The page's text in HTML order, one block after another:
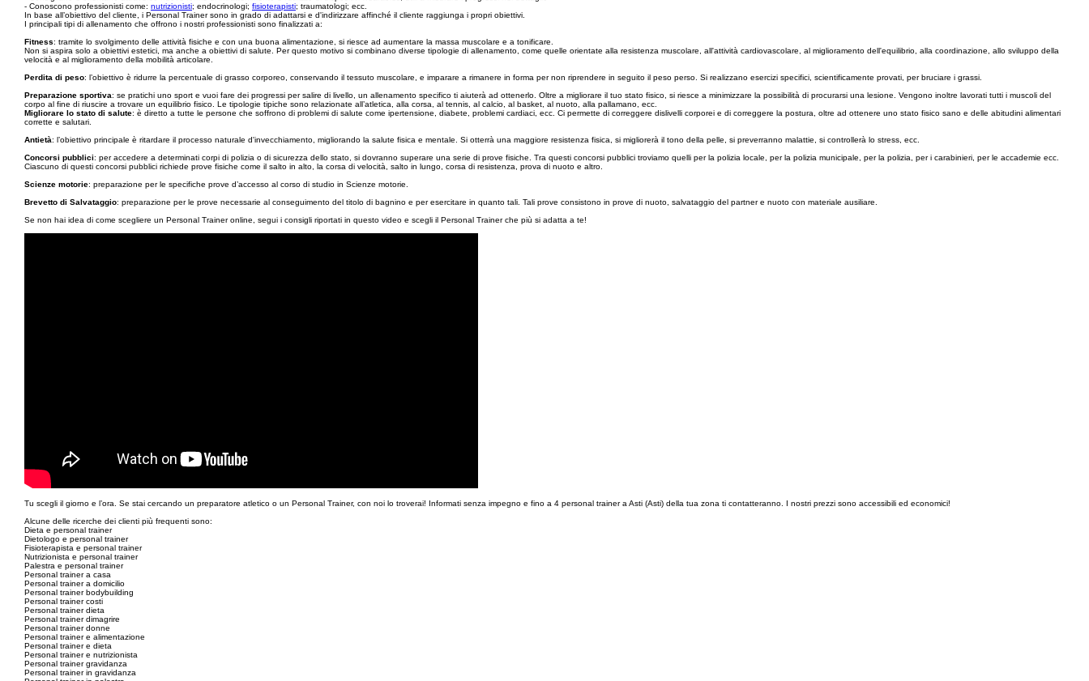
- Conoscono professionisti come: nutrizionisti; endocrinologi; fisioterapisti; traumatologi; ecc.
In base all’obiettivo del cliente, i Personal Trainer sono in grado di adattarsi e d'indirizzare affinché il cliente raggiunga i propri obiettivi.
I principali tipi di allenamento che offrono i nostri professionisti sono finalizzati a:
Fitness: tramite lo svolgimento delle attività fisiche e con una buona alimentazione, si riesce ad aumentare la massa muscolare e a tonificare.
Non si aspira solo a obiettivi estetici, ma anche a obiettivi di salute. Per questo motivo si combinano diverse tipologie di allenamento, come quelle orientate alla resistenza muscolare, all'attività cardiovascolare, al miglioramento dell'equilibrio, alla coordinazione, allo sviluppo della
velocità e al miglioramento della mobilità articolare.
Perdita di peso: l’obiettivo è ridurre la percentuale di grasso corporeo, conservando il tessuto muscolare, e imparare a rimanere in forma per non riprendere in seguito il peso perso. Si realizzano esercizi specifici, scientificamente provati, per bruciare i grassi.
Preparazione sportiva: se pratichi uno sport e vuoi fare dei progressi per salire di livello, un allenamento specifico ti aiuterà ad ottenerlo. Oltre a migliorare il tuo stato fisico, si riesce a minimizzare la possibilità di procurarsi una lesione. Vengono inoltre lavorati tutti i muscoli del
corpo al fine di riuscire a trovare un equilibrio fisico. Le tipologie tipiche sono relazionate all’atletica, alla corsa, al tennis, al calcio, al basket, al nuoto, alla pallamano, ecc.
Migliorare lo stato di salute: è diretto a tutte le persone che soffrono di problemi di salute come ipertensione, diabete, problemi cardiaci, ecc. Ci permette di correggere dislivelli corporei e di correggere la postura, oltre ad ottenere uno stato fisico sano e delle abitudini alimentari
corrette e salutari.
Antietà: l’obiettivo principale è ritardare il processo naturale d'invecchiamento, migliorando la salute fisica e mentale. Si otterrà una maggiore resistenza fisica, si migliorerà il tono della pelle, si preverranno malattie, si controllerà lo stress, ecc.
Concorsi pubblici: per accedere a determinati corpi di polizia o di sicurezza dello stato, si dovranno superare una serie di prove fisiche. Tra questi concorsi pubblici troviamo quelli per la polizia locale, per la polizia municipale, per la polizia, per i carabinieri, per le accademie ecc.
Ciascuno di questi concorsi pubblici richiede prove fisiche come il salto in alto, la corsa di velocità, salto in lungo, corsa di resistenza, prova di nuoto e altro.
Scienze motorie: preparazione per le specifiche prove d’accesso al corso di studio in Scienze motorie.
Brevetto di Salvataggio: preparazione per le prove necessarie al conseguimento del titolo di bagnino e per esercitare in quanto tali. Tali prove consistono in prove di nuoto, salvataggio del partner e nuoto con materiale ausiliare.
Se non hai idea di come scegliere un Personal Trainer online, segui i consigli riportati in questo video e scegli il Personal Trainer che più si adatta a te!
Tu scegli il giorno e l’ora. Se stai cercando un preparatore atletico o un Personal Trainer, con noi lo troverai! Informati senza impegno e fino a 4 personal trainer a Asti (Asti) della tua zona ti contatteranno. I nostri prezzi sono accessibili ed economici!
Alcune delle ricerche dei clienti più frequenti sono:
Dieta e personal trainer
Dietologo e personal trainer
Fisioterapista e personal trainer
Nutrizionista e personal trainer
Palestra e personal trainer
Personal trainer a casa
Personal trainer a domicilio
Personal trainer bodybuilding
Personal trainer costi
Personal trainer dieta
Personal trainer dimagrire
Personal trainer donne
Personal trainer e alimentazione
Personal trainer e dieta
Personal trainer e nutrizionista
Personal trainer gravidanza
Personal trainer in gravidanza